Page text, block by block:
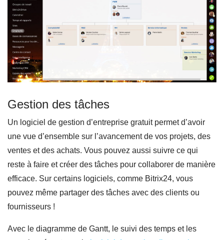
Gestion des tâches
Un logiciel de gestion d’entreprise gratuit permet d’avoir
une vue d’ensemble sur l’avancement de vos projets, des
ventes et des achats. Vous pouvez aussi suivre ce qui
reste à faire et créer des tâches pour collaborer de manière
efficace. Sur certains logiciels, comme Bitrix24, vous
pouvez même partager des tâches avec des clients ou
fournisseurs !
Avec le diagramme de Gantt, le suivi des temps et les